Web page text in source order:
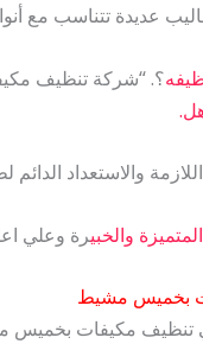
عديدة تتناسب مع
؟. “شركة تنظيف
والاستعداد الدائم
المتميزة والخبيرة وعلي
بخميس مشيط
تنظيف مكيفات